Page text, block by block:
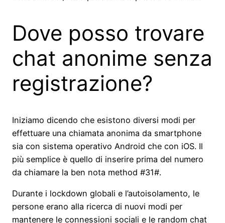
Dove posso trovare
chat anonime senza
registrazione?
Iniziamo dicendo che esistono diversi modi per
effettuare una chiamata anonima da smartphone
sia con sistema operativo Android che con iOS. Il
più semplice è quello di inserire prima del numero
da chiamare la ben nota method #31#.
Durante i lockdown globali e l’autoisolamento, le
persone erano alla ricerca di nuovi modi per
mantenere le connessioni sociali e le random chat